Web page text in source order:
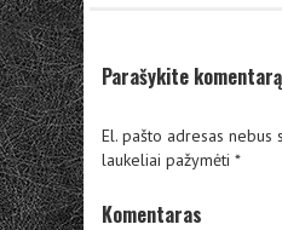
Parašykite komentarą
El. pašto adresas nebus
laukeliai pažymėti *
Komentaras